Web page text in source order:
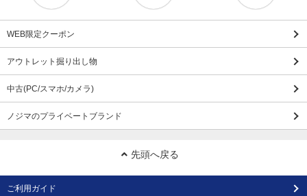
WEB限定クーポン
アウトレット掘り出し物
中古(PC/スマホ/カメラ)
ノジマのプライベートブランド
先頭へ戻る
ご利用ガイド